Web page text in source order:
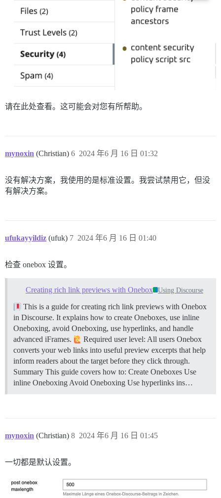
请在此处查看。这可能会对您有所帮助。
mynoxin (Christian) 2024 年6 月 16 日 01:32
6
没有解决方案，我使用的是标准设置。我尝试禁用它，但没
有解决方案。
ufukayyildiz (ufuk) 2024 年6 月 16 日 01:40
7
检查 onebox 设置。
Creating rich link previews with Onebox Using Discourse
This is a guide for creating rich link previews with Onebox
in Discourse. It explains how to create Oneboxes, use inline
Oneboxing, avoid Oneboxing, use hyperlinks, and handle
advanced iFrames.
Required user level: All users Onebox
converts your web links into useful preview excerpts that help
inform readers about the target before they click through.
Summary This guide covers how to: Create Oneboxes Use
inline Oneboxing Avoid Oneboxing Use hyperlinks ins…
mynoxin (Christian) 2024 年6 月 16 日 01:45
8
一切都是默认设置。